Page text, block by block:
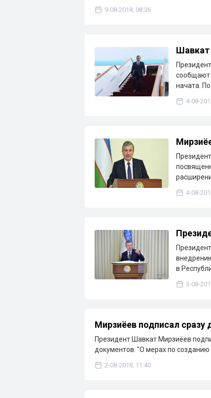
9-08-2018, 08:36
Шавкат
сообщают
начата.
4-08-
4-08-
в
3-08-
Мирзиёев подписал сразу
Президент Шавкат Мирзиёев
документов. "О мерах по созданию
2-08-2018, 11:40